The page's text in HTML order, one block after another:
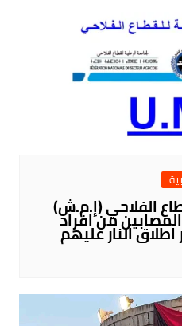
الفلاحي (إ.م.ش)
من افراد
اطلاق النار عليهم